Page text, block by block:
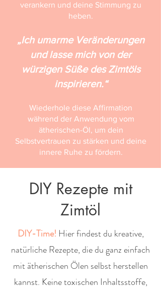
verankern und deine Stimmung zu
heben.
„Ich umarme Veränderungen
und lasse mich von der
würzigen Süße des Zimtöls
inspirieren.“
Wiederhole diese Affirmation
während der Anwendung vom
ätherischen-Öl, um dein
Selbstvertrauen zu stärken und deine
innere Ruhe zu fördern.
DIY Rezepte mit
Zimtöl
DIY-Time! Hier findest du kreative,
natürliche Rezepte, die du ganz einfach
mit ätherischen Ölen selbst herstellen
kannst. Keine toxischen Inhaltsstoffe,